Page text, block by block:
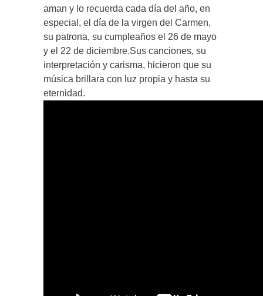
aman y lo recuerda cada día del año, en
especial, el día de la virgen del Carmen,
su patrona, su cumpleaños el 26 de mayo
y el 22 de diciembre.Sus canciones, su
interpretación y carisma, hicieron que su
música brillara con luz propia y hasta su
eternidad.